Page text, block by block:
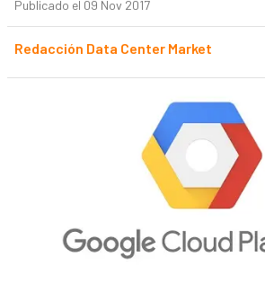
Publicado el 09 Nov 2017
Redacción Data Center Market